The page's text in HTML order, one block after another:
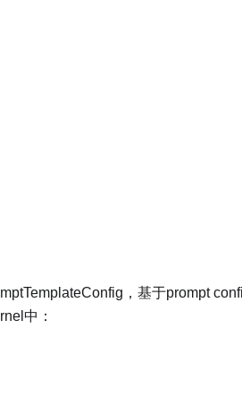
，基于prompt
中：